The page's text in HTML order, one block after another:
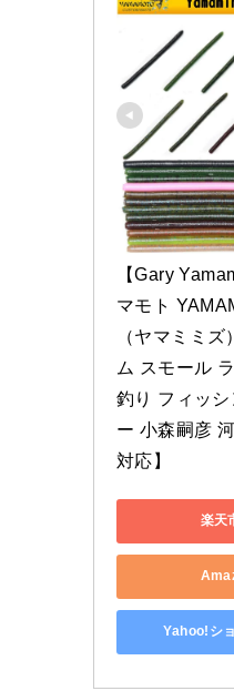
【Gary
マモト
（ヤマミミ
ム スモール
釣り フィッ
ー 小森嗣彦
対応】
楽天
Yahoo!シ